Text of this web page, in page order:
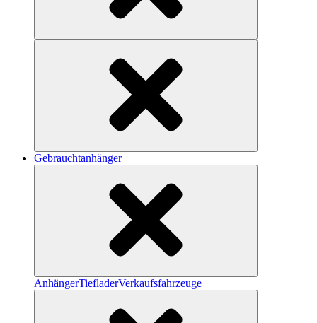
Gebrauchtanhänger
AnhängerTiefladerVerkaufsfahrzeuge